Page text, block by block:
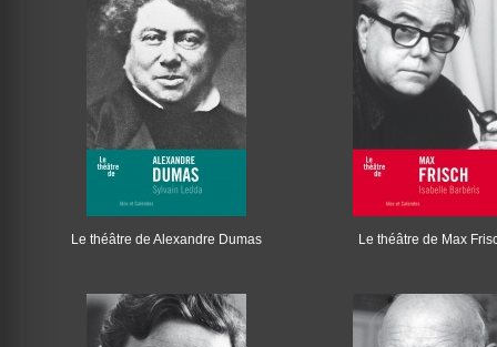
Le théâtre de Alexandre Dumas Le théâtre de Max